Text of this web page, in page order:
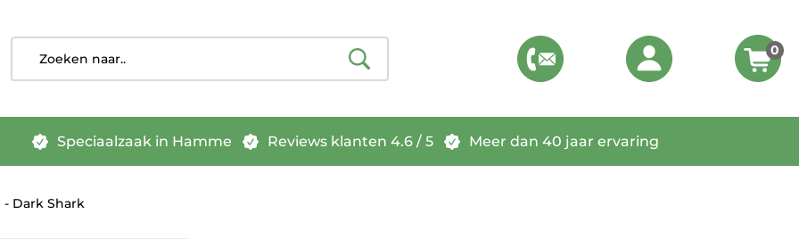
0
Speciaalzaak in Hamme Reviews klanten 4.6 / 5 Meer dan 40 jaar ervaring
- Dark Shark